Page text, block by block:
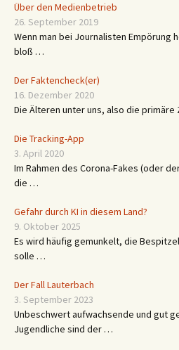
Über den Medienbetrieb
26. September 2019
Wenn man bei Journalisten Empörung
bloß …
Der Faktencheck(er)
16. Dezember 2020
Die Älteren unter uns, also die
Die Tracking-App
3. April 2020
Im Rahmen des Corona-Fakes (oder
die …
Gefahr durch KI in diesem Land?
9. Oktober 2025
Es wird häufig gemunkelt, die
solle …
Der Fall Lauterbach
3. September 2023
Unbeschwert aufwachsende und gut
Jugendliche sind der …